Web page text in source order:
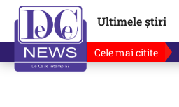
Ultimele știri
Cele mai citite